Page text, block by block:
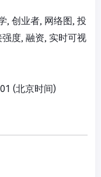
, 创业者, 网络图, 投
度, 融资, 实时可视
(北京时间)